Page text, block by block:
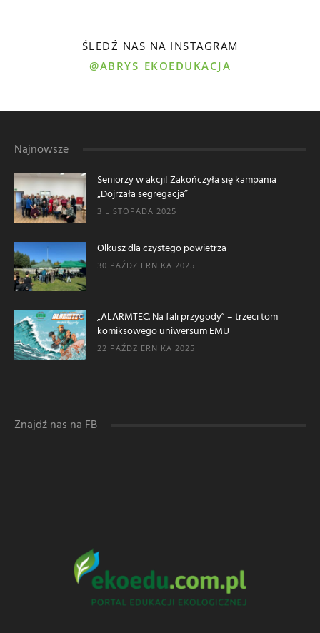
ŚLEDŹ NAS NA INSTAGRAM
@ABRYS_EKOEDUKACJA
Najnowsze
Seniorzy w akcji! Zakończyła się kampania
„Dojrzała segregacja”
3 LISTOPADA 2025
Olkusz dla czystego powietrza
30 PAŹDZIERNIKA 2025
„ALARMTEC. Na fali przygody” – trzeci tom
komiksowego uniwersum EMU
22 PAŹDZIERNIKA 2025
Znajdź nas na FB